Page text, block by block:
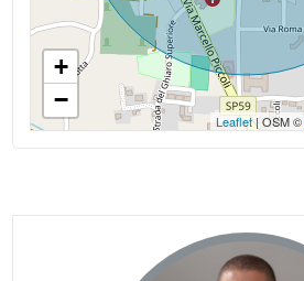
+
−
Leaflet| OSM ©